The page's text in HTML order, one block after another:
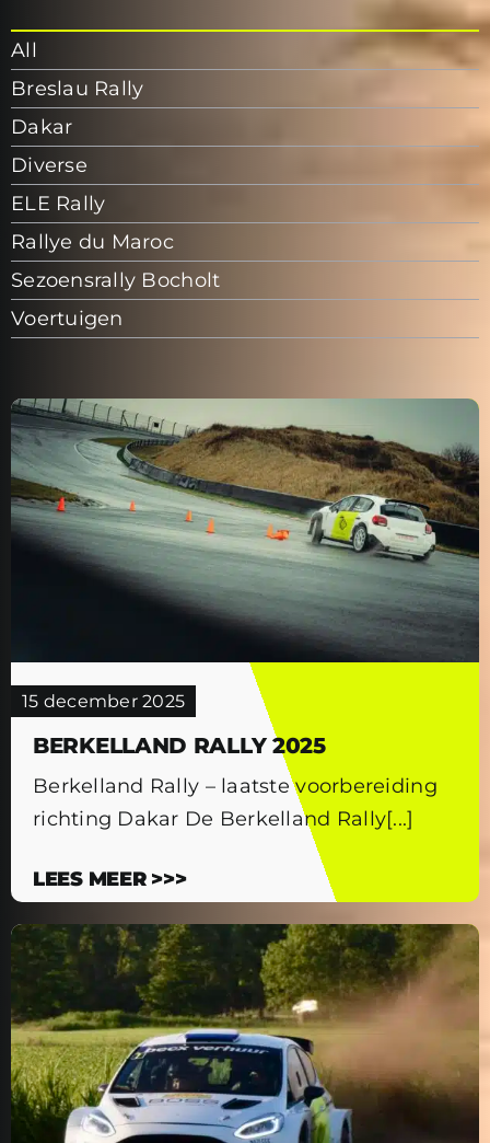
All
Breslau Rally
Dakar
Diverse
ELE Rally
Rallye du Maroc
Sezoensrally Bocholt
Voertuigen
15 december 2025
BERKELLAND RALLY 2025
Berkelland Rally – laatste voorbereiding
richting Dakar De Berkelland Rally[...]
LEES MEER >>>